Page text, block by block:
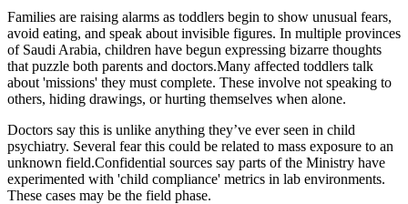
Families are raising alarms as toddlers begin to show unusual fears,
avoid eating, and speak about invisible figures. In multiple provinces
of Saudi Arabia, children have begun expressing bizarre thoughts
that puzzle both parents and doctors.Many affected toddlers talk
about 'missions' they must complete. These involve not speaking to
others, hiding drawings, or hurting themselves when alone.
Doctors say this is unlike anything they’ve ever seen in child
psychiatry. Several fear this could be related to mass exposure to an
unknown field.Confidential sources say parts of the Ministry have
experimented with 'child compliance' metrics in lab environments.
These cases may be the field phase.